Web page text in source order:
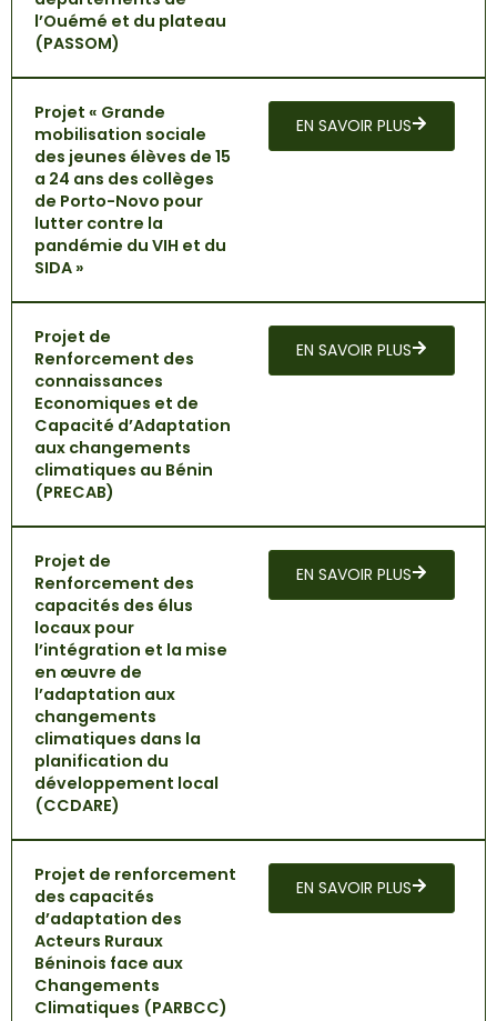
l’Ouémé et du plateau
(PASSOM)
Projet « Grande
mobilisation sociale
des jeunes élèves de 15
a 24 ans des collèges
de Porto-Novo pour
lutter contre la
pandémie du VIH et du
SIDA »
EN SAVOIR PLUS
Projet de
Renforcement des
connaissances
Economiques et de
Capacité d’Adaptation
aux changements
climatiques au Bénin
(PRECAB)
EN SAVOIR PLUS
Projet de
Renforcement des
capacités des élus
locaux pour
l’intégration et la mise
en œuvre de
l’adaptation aux
changements
climatiques dans la
planification du
développement local
(CCDARE)
EN SAVOIR PLUS
Projet de renforcement
des capacités
d’adaptation des
Acteurs Ruraux
Béninois face aux
Changements
Climatiques (PARBCC)
EN SAVOIR PLUS